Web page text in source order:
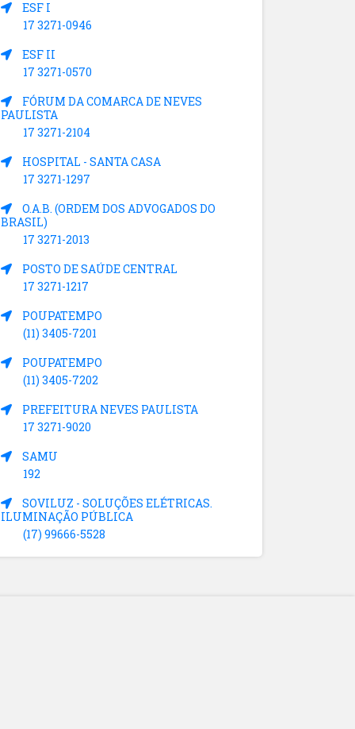
ESF I
17 3271-0946
ESF II
17 3271-0570
FÓRUM DA COMARCA DE NEVES
PAULISTA
17 3271-2104
HOSPITAL - SANTA CASA
17 3271-1297
O.A.B. (ORDEM DOS ADVOGADOS DO
BRASIL)
17 3271-2013
POSTO DE SAÚDE CENTRAL
17 3271-1217
POUPATEMPO
(11) 3405-7201
POUPATEMPO
(11) 3405-7202
PREFEITURA NEVES PAULISTA
17 3271-9020
SAMU
192
SOVILUZ - SOLUÇÕES ELÉTRICAS.
ILUMINAÇÃO PÚBLICA
(17) 99666-5528